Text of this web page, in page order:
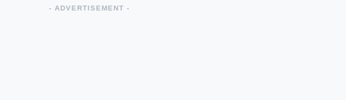
- ADVERTISEMENT -